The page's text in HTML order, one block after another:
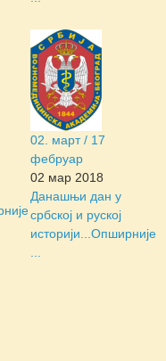
02. март / 17
фебруар
02 мар 2018
Данашњи дан у
србској и руској
историји... Опширније